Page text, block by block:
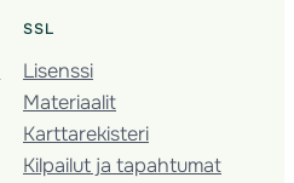
SSL
Lisenssi
Materiaalit
Karttarekisteri
Kilpailut ja tapahtumat